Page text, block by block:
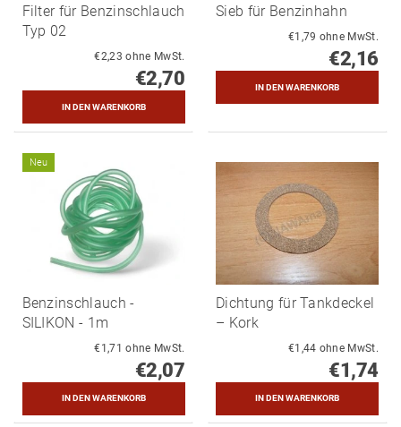
Filter für Benzinschlauch
Typ 02
€2,23 ohne MwSt.
€2,70
Sieb für Benzinhahn
€1,79 ohne MwSt.
€2,16
Neu
Benzinschlauch -
SILIKON - 1m
€1,71 ohne MwSt.
€2,07
Dichtung für Tankdeckel
– Kork
€1,44 ohne MwSt.
€1,74